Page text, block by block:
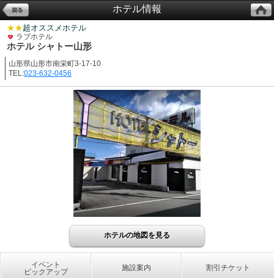
ホテル情報
★★超オススメホテル
ラブホテル
ホテル シャトー山形
山形県山形市南栄町3-17-10
TEL:023-632-0456
ホテルの地図を見る
イベント
ピックアップ
施設案内 割引チケット